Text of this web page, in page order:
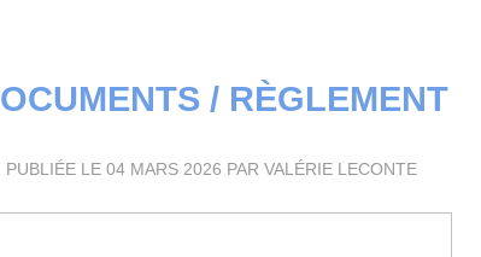
/ RÈGLEMENT
PUBLIÉE LE 04 MARS 2026 PAR VALÉRIE LECONTE